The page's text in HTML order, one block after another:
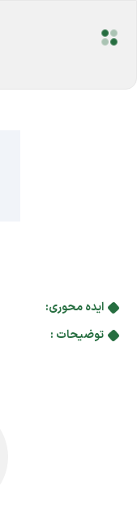
ایده محوری:
توضیحات :